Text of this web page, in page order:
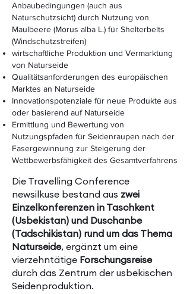
Anbaubedingungen (auch aus
Naturschutzsicht) durch Nutzung von
Maulbeere (Morus alba L.) für Shelterbelts
(Windschutzstreifen)
wirtschaftliche Produktion und Vermarktung
von Naturseide
Qualitätsanforderungen des europäischen
Marktes an Naturseide
Innovationspotenziale für neue Produkte aus
oder basierend auf Naturseide
Ermittlung und Bewertung von
Nutzungspfaden für Seidenraupen nach der
Fasergewinnung zur Steigerung der
Wettbewerbsfähigkeit des Gesamtverfahrens
Die Travelling Conference
newsilkuse bestand aus zwei
Einzelkonferenzen in Taschkent
(Usbekistan) und Duschanbe
(Tadschikistan) rund um das Thema
Naturseide, ergänzt um eine
vierzehntätige Forschungsreise
durch das Zentrum der usbekischen
Seidenproduktion.